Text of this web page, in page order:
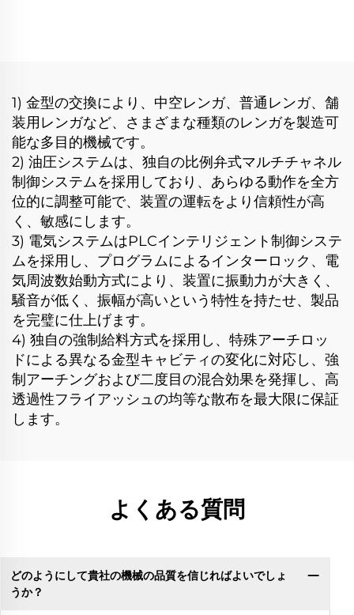
1) 金型の交換により、中空レンガ、普通レンガ、舗
装用レンガなど、さまざまな種類のレンガを製造可
能な多目的機械です。
2) 油圧システムは、独自の比例弁式マルチチャネル
制御システムを採用しており、あらゆる動作を全方
位的に調整可能で、装置の運転をより信頼性が高
く、敏感にします。
3) 電気システムはPLCインテリジェント制御システ
ムを採用し、プログラムによるインターロック、電
気周波数始動方式により、装置に振動力が大きく、
騒音が低く、振幅が高いという特性を持たせ、製品
を完璧に仕上げます。
4) 独自の強制給料方式を採用し、特殊アーチロッ
ドによる異なる金型キャビティの変化に対応し、強
制アーチングおよび二度目の混合効果を発揮し、高
透過性フライアッシュの均等な散布を最大限に保証
します。
よくある質問
どのようにして貴社の機械の品質を信じればよいでしょ
うか？